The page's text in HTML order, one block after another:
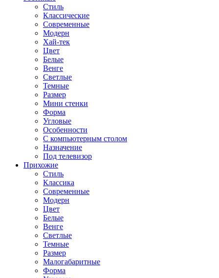
Стиль
Классические
Современные
Модерн
Хай-тек
Цвет
Белые
Венге
Светлые
Темные
Размер
Мини стенки
Форма
Угловые
Особенности
С компьютерным столом
Назначение
Под телевизор
Прихожие
Стиль
Классика
Современные
Модерн
Цвет
Белые
Венге
Светлые
Темные
Размер
Малогабаритные
Форма